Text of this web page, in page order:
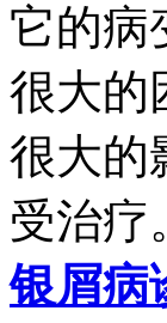
它的病
很大的
很大的
受治疗
银屑病